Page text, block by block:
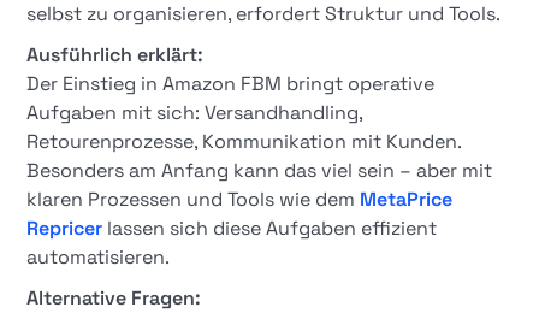
selbst zu organisieren, erfordert Struktur und Tools.
Ausführlich erklärt:
Der Einstieg in Amazon FBM bringt operative
Aufgaben mit sich: Versandhandling,
Retourenprozesse, Kommunikation mit Kunden.
Besonders am Anfang kann das viel sein – aber mit
klaren Prozessen und Tools wie dem MetaPrice
Repricer lassen sich diese Aufgaben effizient
automatisieren.
Alternative Fragen: